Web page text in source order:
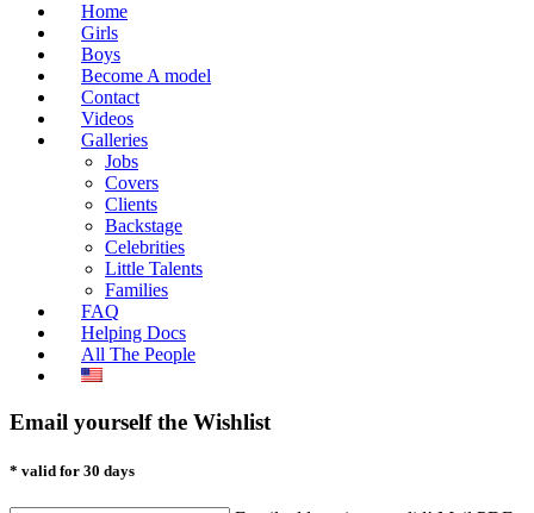
Home
Girls
Boys
Become A model
Contact
Videos
Galleries
Jobs
Covers
Clients
Backstage
Celebrities
Little Talents
Families
FAQ
Helping Docs
All The People
Email yourself the Wishlist
* valid for 30 days